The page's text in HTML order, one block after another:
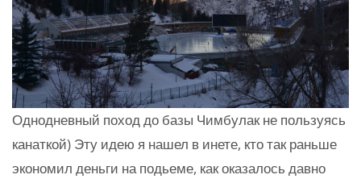
Однодневный поход до базы Чимбулак не пользуясь
канаткой) Эту идею я нашел в инете, кто так раньше
экономил деньги на подьеме, как оказалось давно